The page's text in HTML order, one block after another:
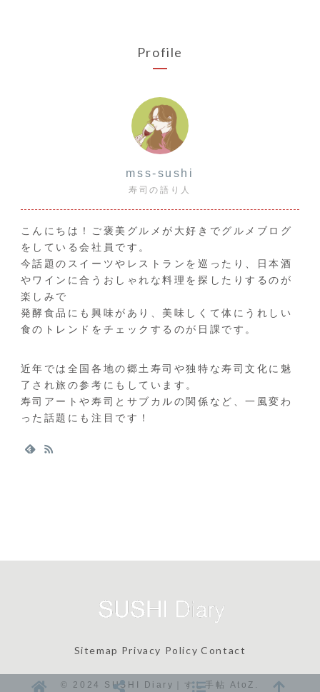
Profile
mss-sushi
寿司の語り人
こんにちは！ご褒美グルメが大好きでグルメブログ
をしている会社員です。
今話題のスイーツやレストランを巡ったり、日本酒
やワインに合うおしゃれな料理を探したりするのが
楽しみで
発酵食品にも興味があり、美味しくて体にうれしい
食のトレンドをチェックするのが日課です。
近年では全国各地の郷土寿司や独特な寿司文化に魅
了され旅の参考にもしています。
寿司アートや寿司とサブカルの関係など、一風変わ
った話題にも注目です！
Sitemap Privacy Policy Contact
© 2024 SUSHI Diary｜すし手帖 AtoZ.